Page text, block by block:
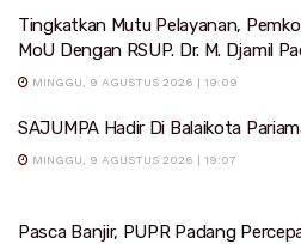
Tingkatkan Mutu Pelayanan,
MoU Dengan RSUP. Dr. M. Djamil
MINGGU, 9 AGUSTUS 2026 | 19:09
SAJUMPA Hadir Di Balaikota
MINGGU, 9 AGUSTUS 2026 | 19:07
Pasca Banjir, PUPR Padang